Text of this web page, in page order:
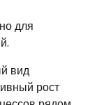
для
вид
рост